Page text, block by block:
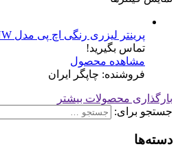
پرینتر لیزری رنگی اچ پی مدل LaserJet M254NW
تماس بگیرید!
مشاهده محصول
فروشنده: چاپگر ایران
بارگذاری محصولات بیشتر
جستجو برای:
دسته‌ها